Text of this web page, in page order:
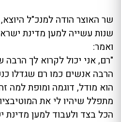
שנות עשייה למען מדינת
ואמר:
"רם, אני יכול לקרוא לך הרבה
הרבה אנשים כמו רם שגדלו
הוא מודל, דוגמה ומופת למה
מתפלל שיהיו לי את
הכל בצד ולעבוד למען מדינת